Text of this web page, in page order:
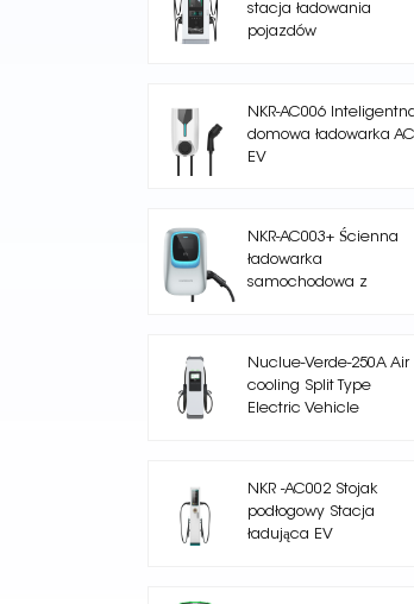
stacja ładowania
pojazdów
NKR-AC006
domowa ładowarka AC
EV
NKR-AC003+ Ścienna
ładowarka
samochodowa z
Nuclue-Verde-250A Air
cooling Split Type
Electric Vehicle
NKR -AC002 Stojak
podłogowy Stacja
ładująca EV